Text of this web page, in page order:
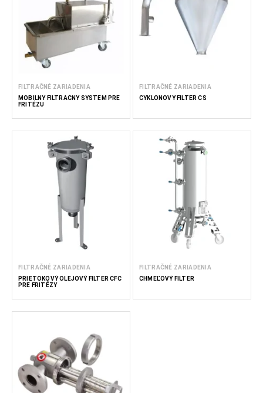
FILTRAČNÉ ZARIADENIA
MOBILNÝ FILTRAČNÝ SYSTÉM PRE
FRITÉZU
FILTRAČNÉ ZARIADENIA
CYKLÓNOVÝ FILTER CS
FILTRAČNÉ ZARIADENIA
PRIETOKOVÝ OLEJOVÝ FILTER CFC
PRE FRITÉZY
FILTRAČNÉ ZARIADENIA
CHMEĽOVÝ FILTER